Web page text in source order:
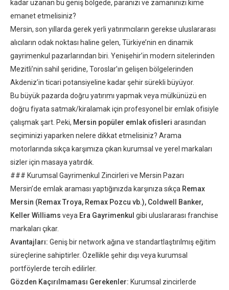
kadar uzanan bu geniş bölgede, paranızı ve zamanınızı kime
emanet etmelisiniz?
Mersin, son yıllarda gerek yerli yatırımcıların gerekse uluslararası
alıcıların odak noktası haline gelen, Türkiye’nin en dinamik
gayrimenkul pazarlarından biri. Yenişehir’in modern sitelerinden
Mezitli’nin sahil şeridine, Toroslar’ın gelişen bölgelerinden
Akdeniz’in ticari potansiyeline kadar şehir sürekli büyüyor.
Bu büyük pazarda doğru yatırımı yapmak veya mülkünüzü en
doğru fiyata satmak/kiralamak için profesyonel bir emlak ofisiyle
çalışmak şart. Peki, Mersin popüler emlak ofisleri arasından
seçiminizi yaparken nelere dikkat etmelisiniz? Arama
motorlarında sıkça karşımıza çıkan kurumsal ve yerel markaları
sizler için masaya yatırdık.
### Kurumsal Gayrimenkul Zincirleri ve Mersin Pazarı
Mersin’de emlak araması yaptığınızda karşınıza sıkça Remax
Mersin (Remax Troya, Remax Pozcu vb.), Coldwell Banker,
Keller Williams veya Era Gayrimenkul gibi uluslararası franchise
markaları çıkar.
Avantajları: Geniş bir network ağına ve standartlaştırılmış eğitim
süreçlerine sahiptirler. Özellikle şehir dışı veya kurumsal
portföylerde tercih edilirler.
Gözden Kaçırılmaması Gerekenler: Kurumsal zincirlerde